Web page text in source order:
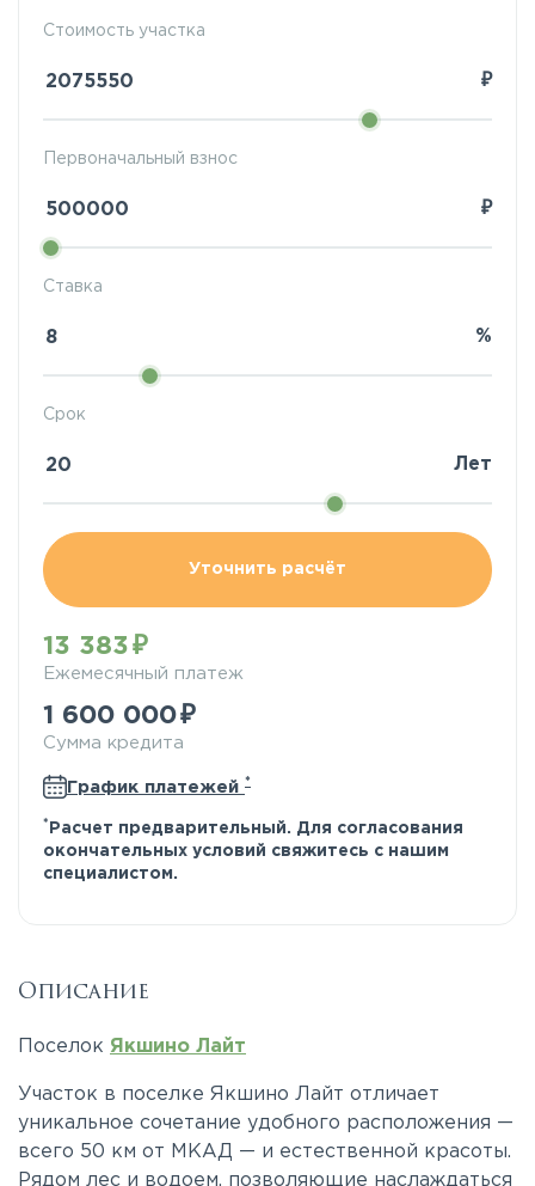
Стоимость участка
₽
Ставка
%
Первоначальный взнос
₽
Срок
Лет
Уточнить расчёт
13 383
Ежемесячный платеж
1 600 000
Сумма кредита
График платежей *
* Расчет предварительный. Для согласования
окончательных условий свяжитесь с нашим
специалистом.
Описание
Поселок Якшино Лайт
Участок в поселке Якшино Лайт отличает
уникальное сочетание удобного расположения —
всего 50 км от МКАД — и естественной красоты.
Рядом лес и водоем, позволяющие наслаждаться